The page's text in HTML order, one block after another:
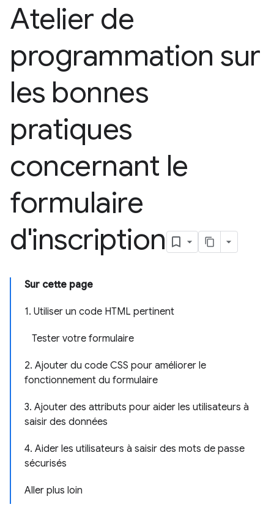
Atelier de
programmation sur
les bonnes
pratiques
concernant le
formulaire
d'inscription
Sur cette page
1. Utiliser un code HTML pertinent
Tester votre formulaire
2. Ajouter du code CSS pour améliorer le
fonctionnement du formulaire
3. Ajouter des attributs pour aider les utilisateurs à
saisir des données
4. Aider les utilisateurs à saisir des mots de passe
sécurisés
Aller plus loin